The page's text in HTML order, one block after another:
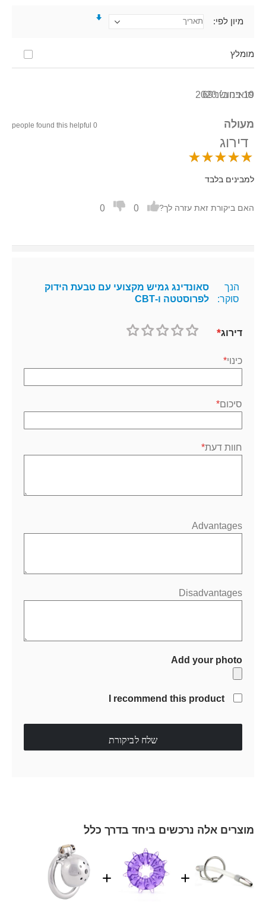
מומלץ
מיון לפי
סנאיחושני69
19 בנוב׳ 2020
מעולה 0 people found this helpful
דירוג
למבינים בלבד
האם ביקורת זאת עזרה לך? 0
0
הנך
סוקר:
סאונדינג גמיש מקצועי עם טבעת הידוק
לפרוסטטה ו-CBT
דירוג
כינוי
סיכום
חוות דעת
Advantages
Disadvantages
Add your photo
I recommend this product
שלח לביקורת
מוצרים אלה נרכשים ביחד בדרך כלל